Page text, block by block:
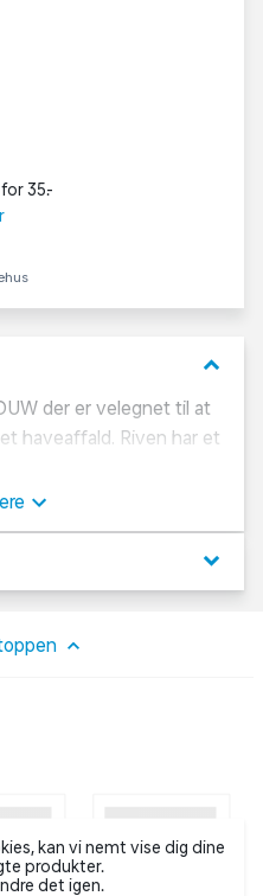
35,-
keyboard_arrow_down
der er velegnet til at
haveaffald. Riven har et
rive til
keyboard_arrow_down
kan vi nemt vise dig dine
produkter.
det igen.